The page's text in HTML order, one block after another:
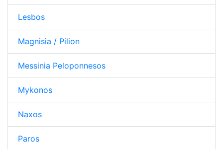
Lesbos
Magnisia / Pilion
Messinia Peloponnesos
Mykonos
Naxos
Paros